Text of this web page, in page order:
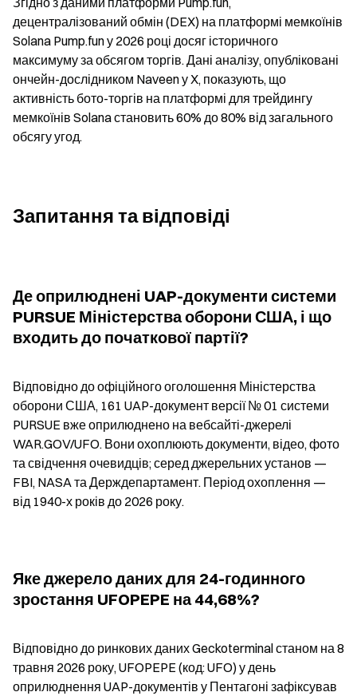
децентралізований обмін (DEX) на платформі мемкоїнів
Solana Pump.fun у 2026 році досяг історичного
максимуму за обсягом торгів. Дані аналізу, опубліковані
ончейн-дослідником Naveen у X, показують, що
активність бото-торгів на платформі для трейдингу
мемкоїнів Solana становить 60% до 80% від загального
обсягу угод.
Запитання та відповіді
Де оприлюднені UAP-документи системи
PURSUE Міністерства оборони США, і що
входить до початкової партії?
Відповідно до офіційного оголошення Міністерства
оборони США, 161 UAP-документ версії № 01 системи
PURSUE вже оприлюднено на вебсайті-джерелі
WAR.GOV/UFO. Вони охоплюють документи, відео, фото
та свідчення очевидців; серед джерельних установ —
FBI, NASA та Держдепартамент. Період охоплення —
від 1940-х років до 2026 року.
Яке джерело даних для 24-годинного
зростання UFOPEPE на 44,68%?
Відповідно до ринкових даних Geckoterminal станом на 8
травня 2026 року, UFOPEPE (код: UFO) у день
оприлюднення UAP-документів у Пентагоні зафіксував